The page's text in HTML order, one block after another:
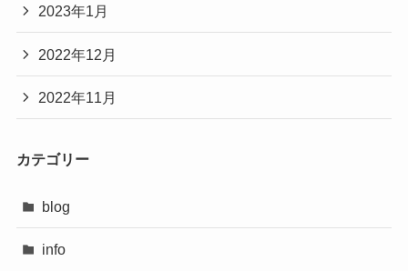
2023年1月
2022年12月
2022年11月
カテゴリー
blog
info